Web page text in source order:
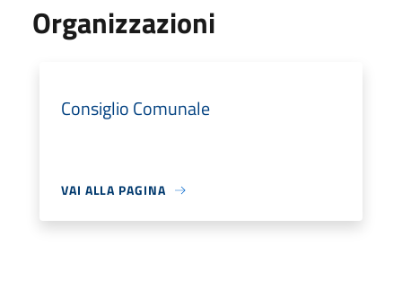
Organizzazioni
Consiglio Comunale
VAI ALLA PAGINA